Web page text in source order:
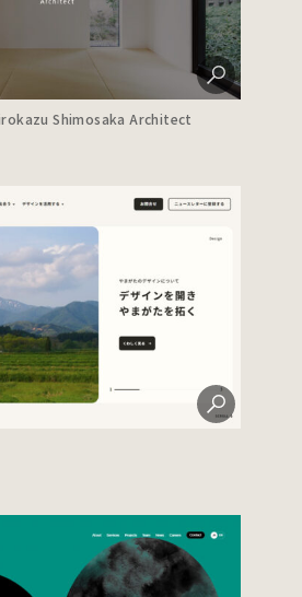
Shimosaka Architect